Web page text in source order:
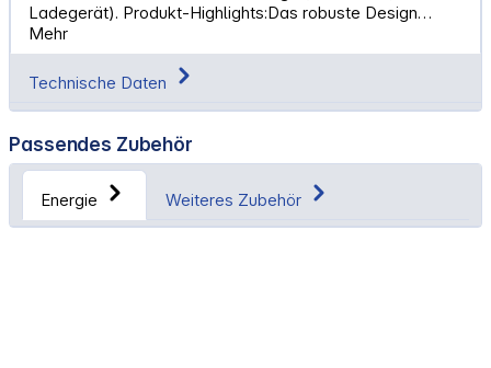
Ladegerät). Produkt-Highlights:Das robuste Design…
Mehr
Technische Daten
Passendes Zubehör
Energie Weiteres Zubehör